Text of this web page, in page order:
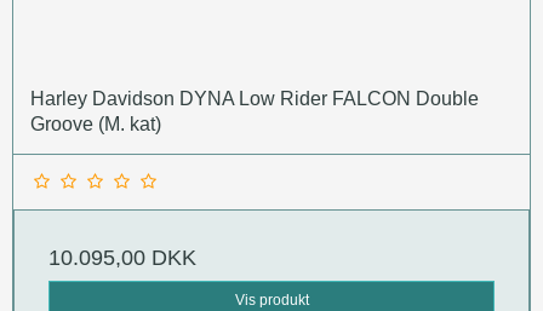
Harley Davidson DYNA Low Rider FALCON Double
Groove (M. kat)
10.095,00 DKK
Vis produkt